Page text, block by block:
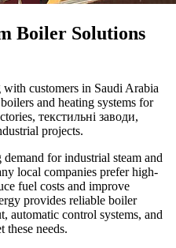
Boiler Solutions
customers in Saudi Arabia
and heating systems for
, текстильні заводи,
projects.
for industrial steam and
local companies prefer high-
fuel costs and improve
provides reliable boiler
, automatic control systems, and
these needs.